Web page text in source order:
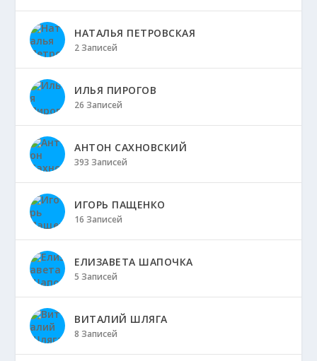
НАТАЛЬЯ ПЕТРОВСКАЯ
2 Записей
ИЛЬЯ ПИРОГОВ
26 Записей
АНТОН САХНОВСКИЙ
393 Записей
ИГОРЬ ПАЩЕНКО
16 Записей
ЕЛИЗАВЕТА ШАПОЧКА
5 Записей
ВИТАЛИЙ ШЛЯГА
8 Записей